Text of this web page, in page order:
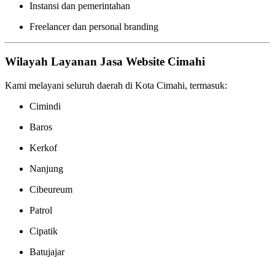
Instansi dan pemerintahan
Freelancer dan personal branding
Wilayah Layanan Jasa Website Cimahi
Kami melayani seluruh daerah di Kota Cimahi, termasuk:
Cimindi
Baros
Kerkof
Nanjung
Cibeureum
Patrol
Cipatik
Batujajar